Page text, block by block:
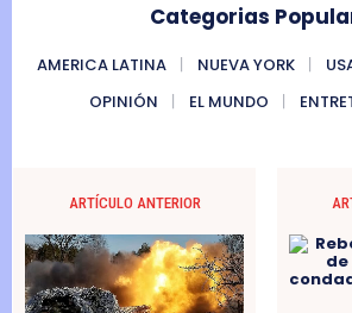
Categorias
AMERICA LATINA NUEVA YORK
OPINIÓN
EL MUNDO
ARTÍCULO ANTERIOR